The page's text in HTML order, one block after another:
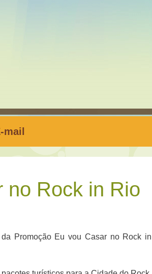
mail
no Rock in Rio
da Promoção Eu vou Casar no Rock in